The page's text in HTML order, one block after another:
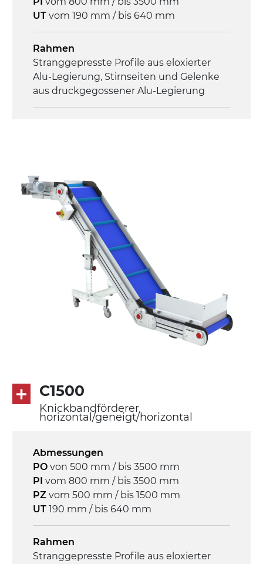
Geschwindigkeit
3,4 m/Minute
Steuerung
On/Off, E-Stopp, Motor-
Überlastungsschutz
UT vom 190 mm / bis 640 mm
Rahmen
Stranggepresste Profile aus eloxierter
Alu-Legierung, Stirnseiten und Gelenke
aus druckgegossener Alu-Legierung
Ständer
ausziehbare Elemente mit Scharnieren
aus druckgegossener Alu-Legierung,
Beine aus verzinktem Metallrohr,
Schwenkräder mit/ohne Bremse (2+2)
Förderfläche
PU Oberfläche in Mattblau
Rippen aus PU
Geschwindigkeit
3,4 m/Minute
Steuerung
On/Off, E-Stopp, Motor-
Überlastungsschutz
C1500
Knickbandförderer
horizontal/geneigt/horizontal
Abmessungen
PO von 500 mm / bis 3500 mm
PI vom 800 mm / bis 3500 mm
PZ vom 500 mm / bis 1500 mm
UT 190 mm / bis 640 mm
Rahmen
Stranggepresste Profile aus eloxierter